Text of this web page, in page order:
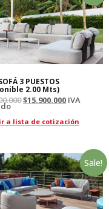
3 PUESTOS
2.00 Mts)
$15.900.000 IVA
a lista de cotización
Sale!